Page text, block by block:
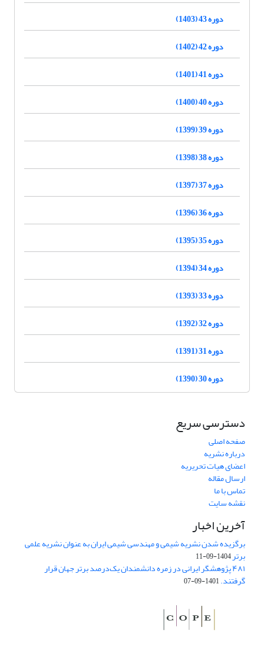
دوره 43 (1403)
دوره 42 (1402)
دوره 41 (1401)
دوره 40 (1400)
دوره 39 (1399)
دوره 38 (1398)
دوره 37 (1397)
دوره 36 (1396)
دوره 35 (1395)
دوره 34 (1394)
دوره 33 (1393)
دوره 32 (1392)
دوره 31 (1391)
دوره 30 (1390)
دسترسی سریع
صفحه اصلی
درباره نشریه
اعضای هیات تحریریه
ارسال مقاله
تماس با ما
نقشه سایت
آخرین اخبار
برگزیده شدن نشریه شیمی و مهندسی شیمی ایران به عنوان نشریه علمی
برتر1404-09-11
۴۸۱ پژوهشگر ایرانی در زمره دانشمندان یک‌درصد برتر جهان قرار
گرفتند.1401-09-07